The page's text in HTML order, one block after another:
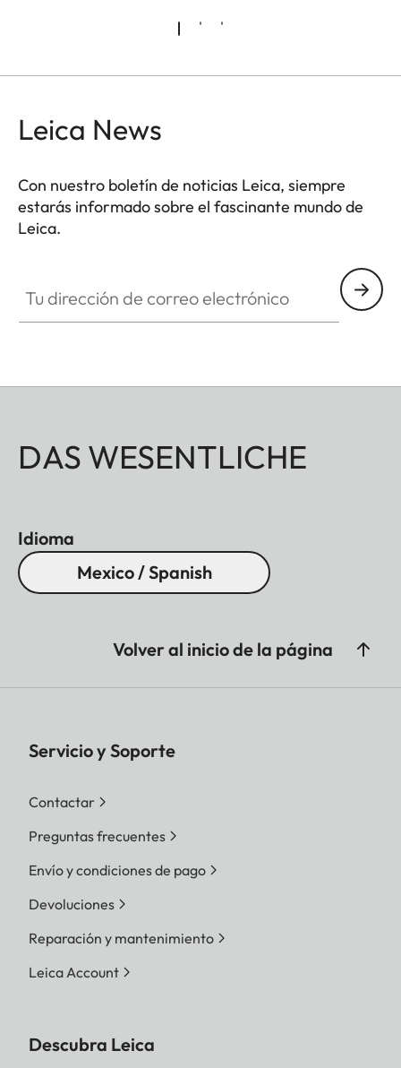
Leica News
Con nuestro boletín de noticias Leica, siempre
estarás informado sobre el fascinante mundo de
Leica.
DAS WESENTLICHE
Idioma
Mexico / Spanish
Volver al inicio de la página
Servicio y Soporte
Contactar
Preguntas frecuentes
Envío y condiciones de pago
Devoluciones
Reparación y mantenimiento
Leica Account
Descubra Leica